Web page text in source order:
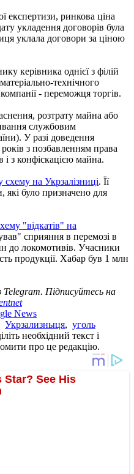
експертизи, ринкова ціна
укладення договорів була
уклала договори за ціною
керівника однієї з філій
технічного
- переможця торгів.
розтрату майна або
службовим
У разі доведення
з позбавленням права
і з конфіскацією майна.
схему на Укрзалізниці. Її
було призначено для
"відкатів" на
сприяння в перемозі в
до локомотивів. Учасники
продукції. Хабар був 1 млн
Telegram. Підписуйтесь на
News
Укрзализныця, уголь
необхідний текст і
про це редакцію.